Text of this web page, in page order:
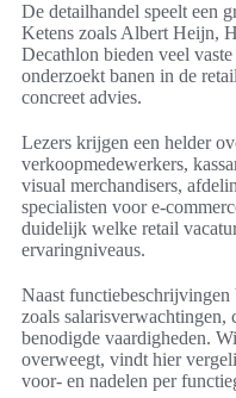
De detailhandel speelt een
Ketens zoals Albert Heijn,
Decathlon bieden veel
onderzoekt banen in de
concreet advies.
Lezers krijgen een helder
verkoopmedewerkers,
visual merchandisers,
specialisten voor e-
duidelijk welke retail
ervaringniveaus.
Naast functiebeschrijvingen
zoals
benodigde vaardigheden.
overweegt, vindt hier
voor- en nadelen per